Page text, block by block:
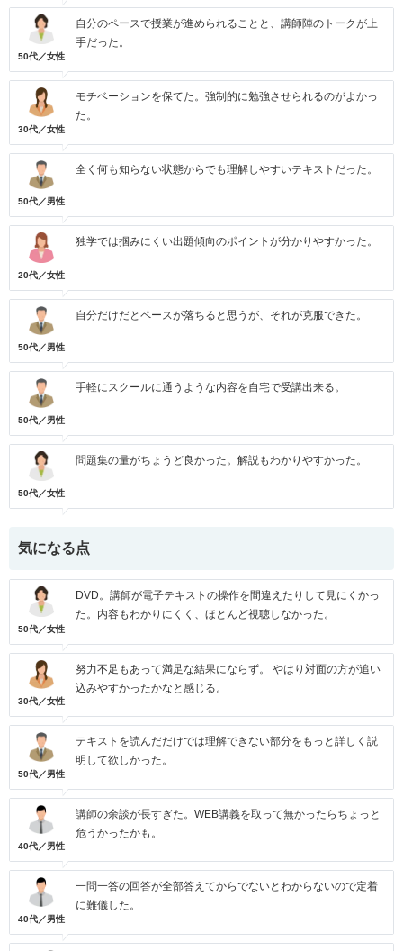
50代／女性
自分のペースで授業が進められることと、講師陣のトークが上
手だった。
30代／女性
モチベーションを保てた。強制的に勉強させられるのがよかっ
た。
50代／男性
全く何も知らない状態からでも理解しやすいテキストだった。
20代／女性
独学では掴みにくい出題傾向のポイントが分かりやすかった。
50代／男性
自分だけだとペースが落ちると思うが、それが克服できた。
50代／男性
手軽にスクールに通うような内容を自宅で受講出来る。
50代／女性
問題集の量がちょうど良かった。解説もわかりやすかった。
気になる点
50代／女性
DVD。講師が電子テキストの操作を間違えたりして見にくかっ
た。内容もわかりにくく、ほとんど視聴しなかった。
30代／女性
努力不足もあって満足な結果にならず。 やはり対面の方が追い
込みやすかったかなと感じる。
50代／男性
テキストを読んだだけでは理解できない部分をもっと詳しく説
明して欲しかった。
40代／男性
講師の余談が長すぎた。WEB講義を取って無かったらちょっと
危うかったかも。
40代／男性
一問一答の回答が全部答えてからでないとわからないので定着
に難儀した。